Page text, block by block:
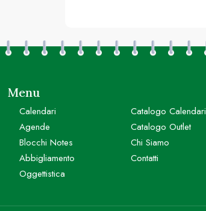
Menu
Calendari
Agende
Blocchi Notes
Abbigliamento
Oggettistica
Catalogo Calendari
Catalogo Outlet
Chi Siamo
Contatti